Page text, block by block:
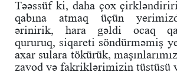
Təəssüf ki, daha çox
qabına atmaq üçün
ərinirik, hara gəldi ocaq
qururuq, siqareti söndürməmiş
axar sulara tökürük,
zavod və fakriklərimizin tüstüsü